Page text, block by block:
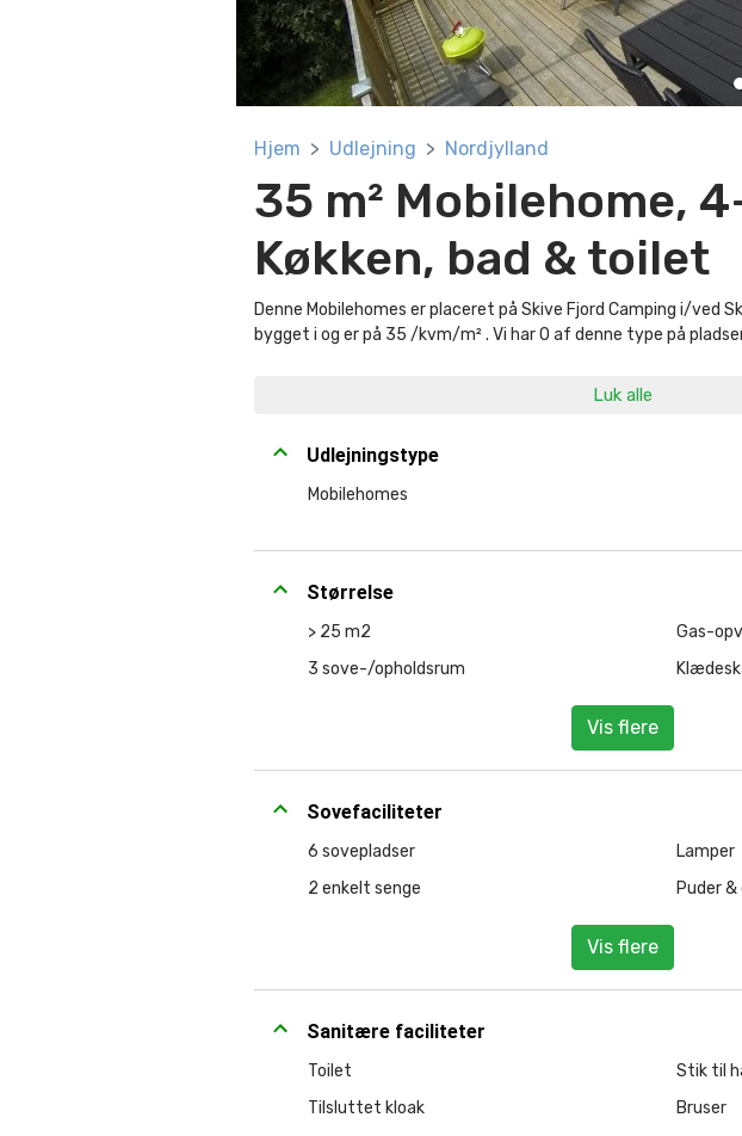
Hjem Udlejning Nordjylland
35 m² Mobilehome,
Køkken, bad & toilet
Denne Mobilehomes er placeret på Skive Fjord Camping i/ved
bygget i og er på 35 /kvm/m² . Vi har 0 af denne type på
Luk alle
Udlejningstype
Mobilehomes
Størrelse
> 25 m2
3 sove-/opholdsrum
Gas-
Vis flere
Sovefaciliteter
6 sovepladser
2 enkelt senge
Lamper
Puder
Vis flere
Sanitære faciliteter
Toilet
Tilsluttet kloak
Stik til
Bruser